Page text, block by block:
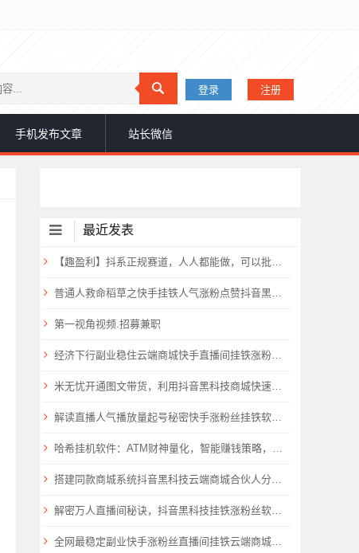
登录 注册
手机发布文章 站长微信
最近发表
【趣盈利】抖系正规赛道，人人都能做，可以批量搞！
普通人救命稻草之快手挂铁人气涨粉点赞抖音黑科技云端商城免费公布
第一视角视频.招募兼职
经济下行副业稳住云端商城快手直播间挂铁涨粉丝抖音黑科技实操
米无忧开通图文带货，利用抖音黑科技商城快速涨粉1000+，单日变现2W！
解读直播人气播放量起号秘密快手涨粉丝挂铁软件抖音黑科技云端商城免费送
哈希挂机软件：ATM财神量化，智能赚钱策略，支持所有哈希平台，永久躺赚！
搭建同款商城系统抖音黑科技云端商城合伙人分站，自用省钱，副业赚钱
解密万人直播间秘诀，抖音黑科技挂铁涨粉丝软件云端商城助你飞
全网最稳定副业快手涨粉丝直播间挂铁云端商城抖音黑科技合伙人